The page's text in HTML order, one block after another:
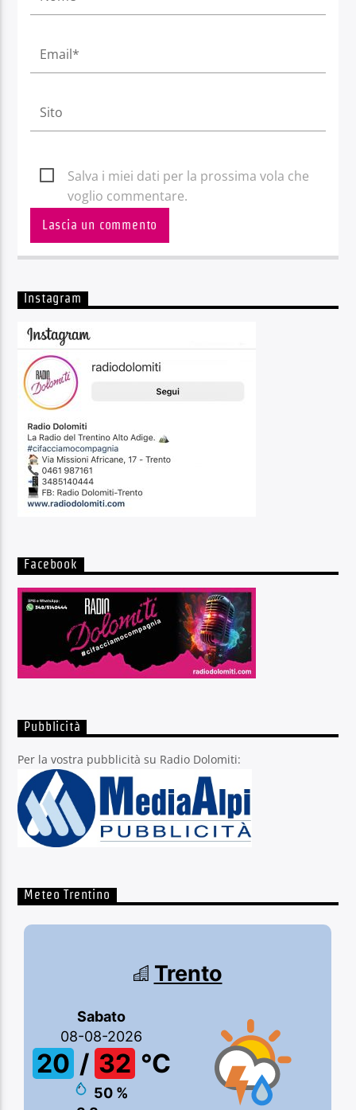
Salva i miei dati per la prossima vola che
voglio commentare.
Instagram
Facebook
Pubblicità
Per la vostra pubblicità su Radio Dolomiti:
Meteo Trentino